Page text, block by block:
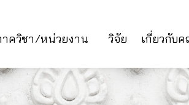
ควิชา/หน่วยงาน วิจัย เกี่ยวกับ